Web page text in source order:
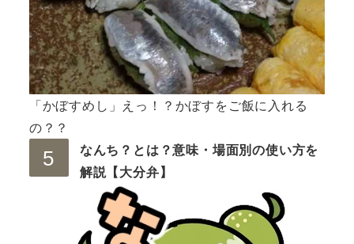
「かぼすめし」えっ！？かぼすをご飯に入れる
の？？
なんち？とは？意味・場面別の使い方を
解説【大分弁】